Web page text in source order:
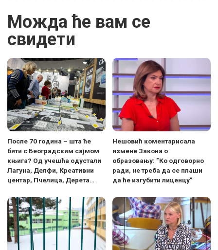
Можда ће вам се
свидети
После 70 година – шта ће
бити с Београдским сајмом
књига? Од учешћа одустали
Лагуна, Делфи, Креативни
центар, Пчелица, Дерета…
Нешовић коментарисала
измене Закона о
образовању: ”Ко одговорно
ради, не треба да се плаши
да ће изгубити лиценцу”